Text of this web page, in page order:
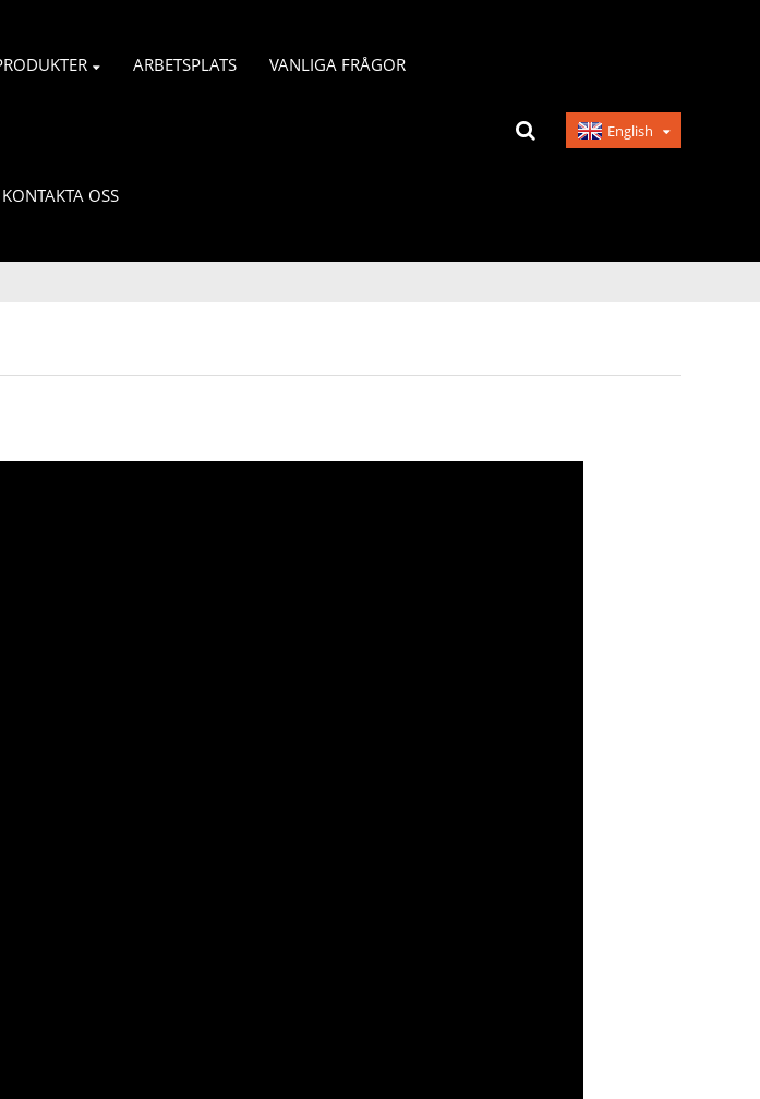
ARBETSPLATS VANLIGA FRÅGOR
KONTAKTA OSS
English